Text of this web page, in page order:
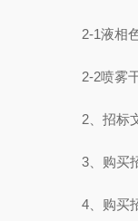
2-1液相色
2-2喷雾干
2、招标文
3、购买招
4、购买招